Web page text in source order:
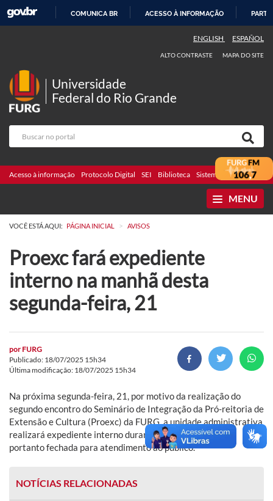
COMUNICA BR ACESSO À INFORMAÇÃO
ENGLISH ESPAÑOL
ALTO CONTRASTE MAPA DO SITE
Universidade
Federal do Rio Grande
Acesso à informação Protocolo Digital SEI Biblioteca Sistemas Webmail
MENU
VOCÊ ESTÁ AQUI: PÁGINA INICIAL > AVISOS
Proexc fará expediente
interno na manhã desta
segunda-feira, 21
por FURG
Publicado: 18/07/2025 15h34
Última modificação: 18/07/2025 15h34
Na próxima segunda-feira, 21, por motivo da realização do
segundo encontro do Seminário de Integração da Pró-reitoria de
Extensão e Cultura (Proexc) da FURG, a unidade administrativa
realizará expediente interno durante o turno da manhã,
portanto fechada para atendimento ao público.
NOTÍCIAS RELACIONADAS